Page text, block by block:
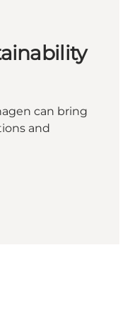
can bring
and
Guide"